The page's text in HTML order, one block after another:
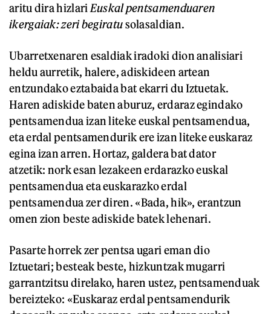
aritu dira hizlari Euskal pentsamenduaren
ikergaiak: zeri begiratusolasaldian.
Ubarretxenaren esaldiak iradoki dion analisiari
heldu aurretik, halere, adiskideen artean
entzundako eztabaida bat ekarri du Iztuetak.
Haren adiskide baten aburuz, erdaraz egindako
pentsamendua izan liteke euskal pentsamendua,
eta erdal pentsamendurik ere izan liteke euskaraz
egina izan arren. Hortaz, galdera bat dator
atzetik: nork esan lezakeen erdarazko euskal
pentsamendua eta euskarazko erdal
pentsamendua zer diren. «Bada, hik», erantzun
omen zion beste adiskide batek lehenari.
Pasarte horrek zer pentsa ugari eman dio
Iztuetari; besteak beste, hizkuntzak mugarri
garrantzitsu direlako, haren ustez, pentsamenduak
bereizteko: «Euskaraz erdal pentsamendurik